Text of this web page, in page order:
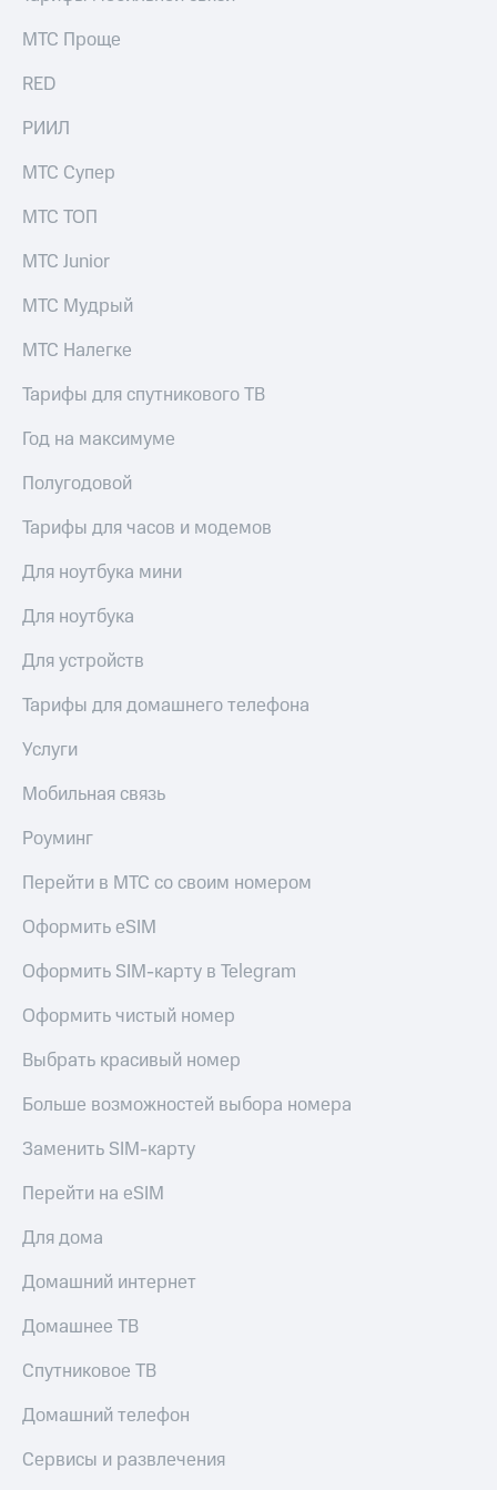
МТС Проще
RED
РИИЛ
МТС Супер
МТС ТОП
МТС Junior
МТС Мудрый
МТС Налегке
Тарифы для спутникового ТВ
Год на максимуме
Полугодовой
Тарифы для часов и модемов
Для ноутбука мини
Для ноутбука
Для устройств
Тарифы для домашнего телефона
Услуги
Мобильная связь
Роуминг
Перейти в МТС со своим номером
Оформить eSIM
Оформить SIM-карту в Telegram
Оформить чистый номер
Выбрать красивый номер
Больше возможностей выбора номера
Заменить SIM-карту
Перейти на eSIM
Для дома
Домашний интернет
Домашнее ТВ
Спутниковое ТВ
Домашний телефон
Сервисы и развлечения